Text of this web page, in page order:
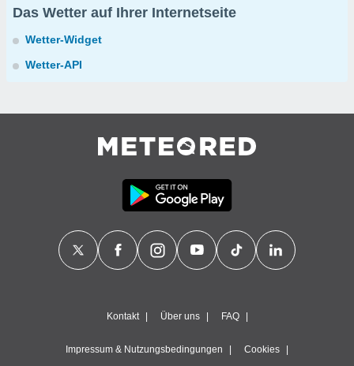
Das Wetter auf Ihrer Internetseite
Wetter-Widget
Wetter-API
Kontakt Über uns FAQ
Impressum & Nutzungsbedingungen Cookies